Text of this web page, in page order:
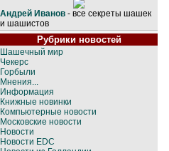
Андрей Иванов - все секреты шашек
и шашистов
Рубрики новостей
Шашечный мир
Чекерс
Горбыли
Мнения...
Информация
Книжные новинки
Компьютерные новости
Московские новости
Новости
Новости EDC